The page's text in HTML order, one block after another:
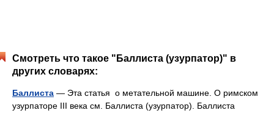
Смотреть что такое "Баллиста (узурпатор)" в
других словарях:
Баллиста — Эта статья о метательной машине. О римском
узурпаторе III века см. Баллиста (узурпатор). Баллиста